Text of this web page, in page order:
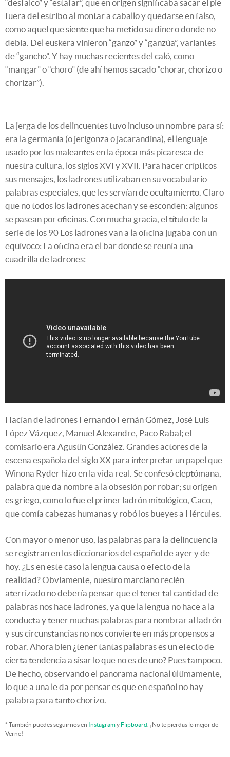
“desfalco” y “estafar”, que en origen significaba sacar el pie
fuera del estribo al montar a caballo y quedarse en falso,
como aquel que siente que ha metido su dinero donde no
debía. Del euskera vinieron “ganzo” y “ganzúa”, variantes
de “gancho”. Y hay muchas recientes del caló, como
“mangar” o “choro” (de ahí hemos sacado “chorar, chorizo o
chorizar”).
La jerga de los delincuentes tuvo incluso un nombre para sí:
era la germanía (o jerigonza o jacarandina), el lenguaje
usado por los maleantes en la época más picaresca de
nuestra cultura, los siglos XVI y XVII. Para hacer crípticos
sus mensajes, los ladrones utilizaban en su vocabulario
palabras especiales, que les servían de ocultamiento. Claro
que no todos los ladrones acechan y se esconden: algunos
se pasean por oficinas. Con mucha gracia, el título de la
serie de los 90 Los ladrones van a la oficina jugaba con un
equívoco: La oficina era el bar donde se reunía una
cuadrilla de ladrones:
Hacían de ladrones Fernando Fernán Gómez, José Luis
López Vázquez, Manuel Alexandre, Paco Rabal; el
comisario era Agustín González. Grandes actores de la
escena española del siglo XX para interpretar un papel que
Winona Ryder hizo en la vida real. Se confesó cleptómana,
palabra que da nombre a la obsesión por robar; su origen
es griego, como lo fue el primer ladrón mitológico, Caco,
que comía cabezas humanas y robó los bueyes a Hércules.
Con mayor o menor uso, las palabras para la delincuencia
se registran en los diccionarios del español de ayer y de
hoy. ¿Es en este caso la lengua causa o efecto de la
realidad? Obviamente, nuestro marciano recién
aterrizado no debería pensar que el tener tal cantidad de
palabras nos hace ladrones, ya que la lengua no hace a la
conducta y tener muchas palabras para nombrar al ladrón
y sus circunstancias no nos convierte en más propensos a
robar. Ahora bien ¿tener tantas palabras es un efecto de
cierta tendencia a sisar lo que no es de uno? Pues tampoco.
De hecho, observando el panorama nacional últimamente,
lo que a una le da por pensar es que en español no hay
palabra para tanto chorizo.
* También puedes seguirnos en Instagramy Flipboard . ¡No te pierdas lo mejor de
Verne!